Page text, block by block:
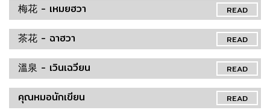
READ
梅花 - เหมยฮวา
READ
茶花 - ฉาฮวา
READ
溫泉 - เวินเฉวียน
READ
คุณหมอนักเขียน